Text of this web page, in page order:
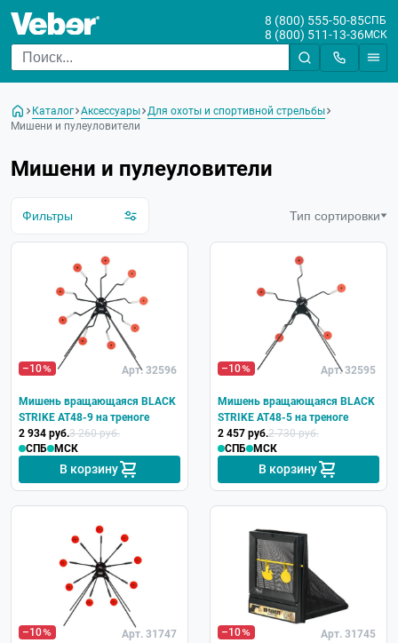
8 (800) 555-50-85СПБ
8 (800) 511-13-36МСК
Каталог Аксессуары
Для охоты и спортивной стрельбы
Мишени и пулеуловители
Мишени и пулеуловители
Цена
От
До
Бренд
Фильтры Тип сортировки
–10 Арт. 32596
Мишень вращающаяся BLACK
STRIKE AT48-9 на треноге
2 934 руб.3 260 руб.
СПБ
МСК
В корзину
–10 Арт. 32595
Мишень вращающаяся BLACK
STRIKE AT48-5 на треноге
2 457 руб.2 730 руб.
СПБ
МСК
В корзину
–10 Арт. 31747 –10 Арт. 31745